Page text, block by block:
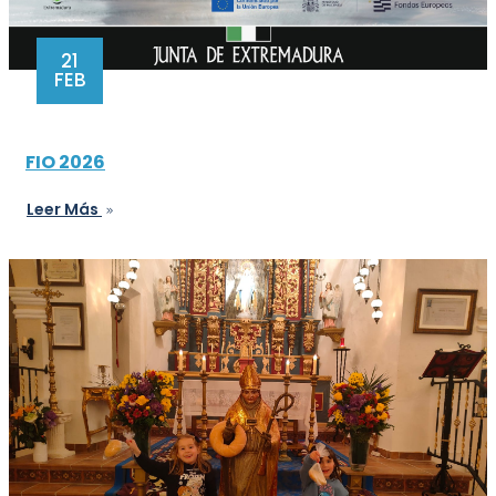
21
FEB
FIO 2026
Leer Más